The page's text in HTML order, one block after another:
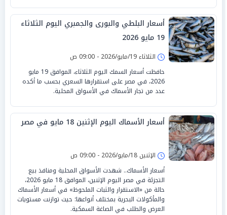
أسعار البلطي والبورى والجمبري اليوم الثلاثاء
19 مايو 2026
الثلاثاء 19/مايو/2026 - 09:00 ص
حافظت أسعار السمك اليوم الثلاثاء، الموافق 19 مايو
2026، في مصر على استقرارها السعري بحسب ما أكده
عدد من تجار الأسماك في الأسواق المحلية.
أسعار الأسماك اليوم الإثنين 18 مايو في مصر
الإثنين 18/مايو/2026 - 09:00 ص
أسعار الأسماك.. شهدت الأسواق المحلية ومنافذ بيع
التجزئة في مصر اليوم الإثنين، الموافق 18 مايو 2026،
حالة من «الاستقرار والثبات الملحوظ» في أسعار الأسماك
والمأكولات البحرية بمختلف أنواعها؛ حيث توازنت مستويات
العرض والطلب في الصاغة السمكية.